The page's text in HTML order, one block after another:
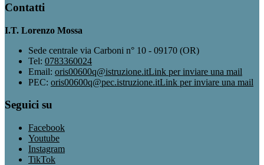
Contatti
I.T. Lorenzo Mossa
Sede centrale via Carboni n° 10 - 09170 (OR)
Tel: 0783360024
Email: oris00600q@istruzione.itLink per inviare una mail
PEC: oris00600q@pec.istruzione.itLink per inviare una mail
Seguici su
Facebook
Youtube
Instagram
TikTok